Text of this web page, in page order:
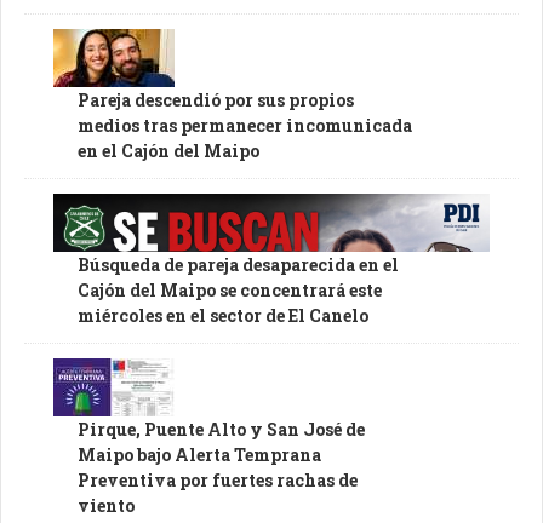
Pareja descendió por sus propios
medios tras permanecer incomunicada
en el Cajón del Maipo
Búsqueda de pareja desaparecida en el
Cajón del Maipo se concentrará este
miércoles en el sector de El Canelo
Pirque, Puente Alto y San José de
Maipo bajo Alerta Temprana
Preventiva por fuertes rachas de
viento